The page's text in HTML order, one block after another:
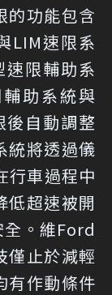
的功能包含
LIM速限系
限輔助系
助系統與
後自動調整
統將透過儀
行車過程中
低超速被開
全。維Ford
僅止於減輕
有作動條件